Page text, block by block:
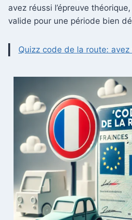
avez réussi l’épreuve
valide pour une période bien
Quizz code de la route: